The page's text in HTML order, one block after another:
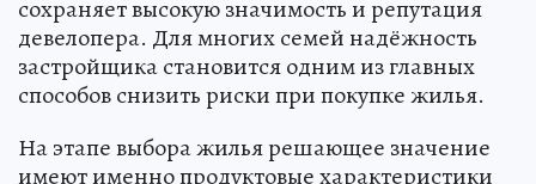
сохраняет высокую значимость и репутация
девелопера. Для многих семей надёжность
застройщика становится одним из главных
способов снизить риски при покупке жилья.
На этапе выбора жилья решающее значение
имеют именно продуктовые характеристики